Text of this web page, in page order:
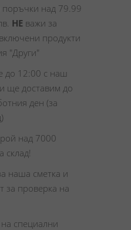
поръчки над 79.99
НЕ важи за
продукти
"Други"
до 12:00 с наш
ще доставим до
ден (за
над 7000
склад!
наша сметка и
за проверка на
специални